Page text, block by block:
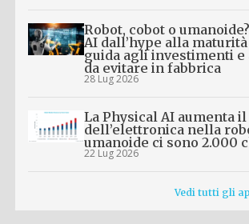
Robot, cobot o
AI dall’hype alla
guida agli investimenti
da evitare in fabbrica
28 Lug 2026
La Physical AI aumenta
dell’elettronica nella
umanoide ci sono 2.000
22 Lug 2026
Vedi tutti gli